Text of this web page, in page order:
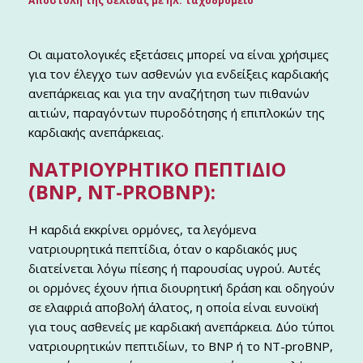
Οι αιματολογικές εξετάσεις μπορεί να είναι χρήσιμες
για τον έλεγχο των ασθενών για ενδείξεις καρδιακής
ανεπάρκειας και για την αναζήτηση των πιθανών
αιτιών, παραγόντων πυροδότησης ή επιπλοκών της
καρδιακής ανεπάρκειας.
ΝΑΤΡΙΟΥΡΗΤΙΚΌ ΠΕΠΤΊΔΙΟ
(BNP, NT-PROBNP):
Η καρδιά εκκρίνει ορμόνες, τα λεγόμενα
νατριουρητικά πεπτίδια, όταν ο καρδιακός μυς
διατείνεται λόγω πίεσης ή παρουσίας υγρού. Αυτές
οι ορμόνες έχουν ήπια διουρητική δράση και οδηγούν
σε ελαφριά αποβολή άλατος, η οποία είναι ευνοϊκή
για τους ασθενείς με καρδιακή ανεπάρκεια. Δύο τύποι
νατριουρητικών πεπτιδίων, το BNP ή το NT-proBNP,